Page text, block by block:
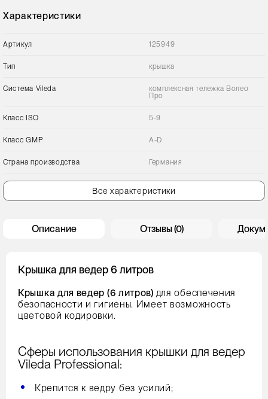
Характеристики
Артикул 125949
Тип крышка
Сиcтема Vileda
комплексная тележка Волео
Про
Класс ISO 5-9
Класс GMP A-D
Страна производства Германия
Все характеристики
Описание Отзывы (0)
Крышка для ведер 6 литров
Крышка для ведер (6 литров) для обеспечения
безопасности и гигиены. Имеет возможность
цветовой кодировки.
Сферы использования крышки для ведер
Vileda Professional:
Крепится к ведру без усилий;